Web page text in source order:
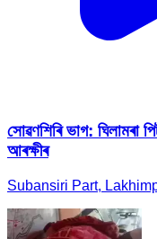
সোৱণশিৰি ভাগ: ঘিলামৰা
আৰক্ষীৰ
Subansiri Part,